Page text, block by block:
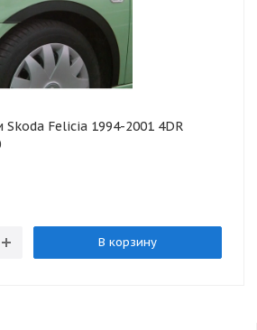
Felicia 1994-2001 4DR
В корзину